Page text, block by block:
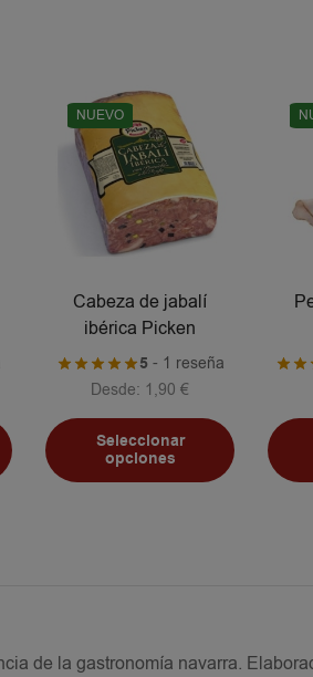
NUEVO
Cabeza de jabalí
ibérica Picken
5- 1 reseña
Desde: 1,90€
Seleccionar
opciones
de la gastronomía navarra.